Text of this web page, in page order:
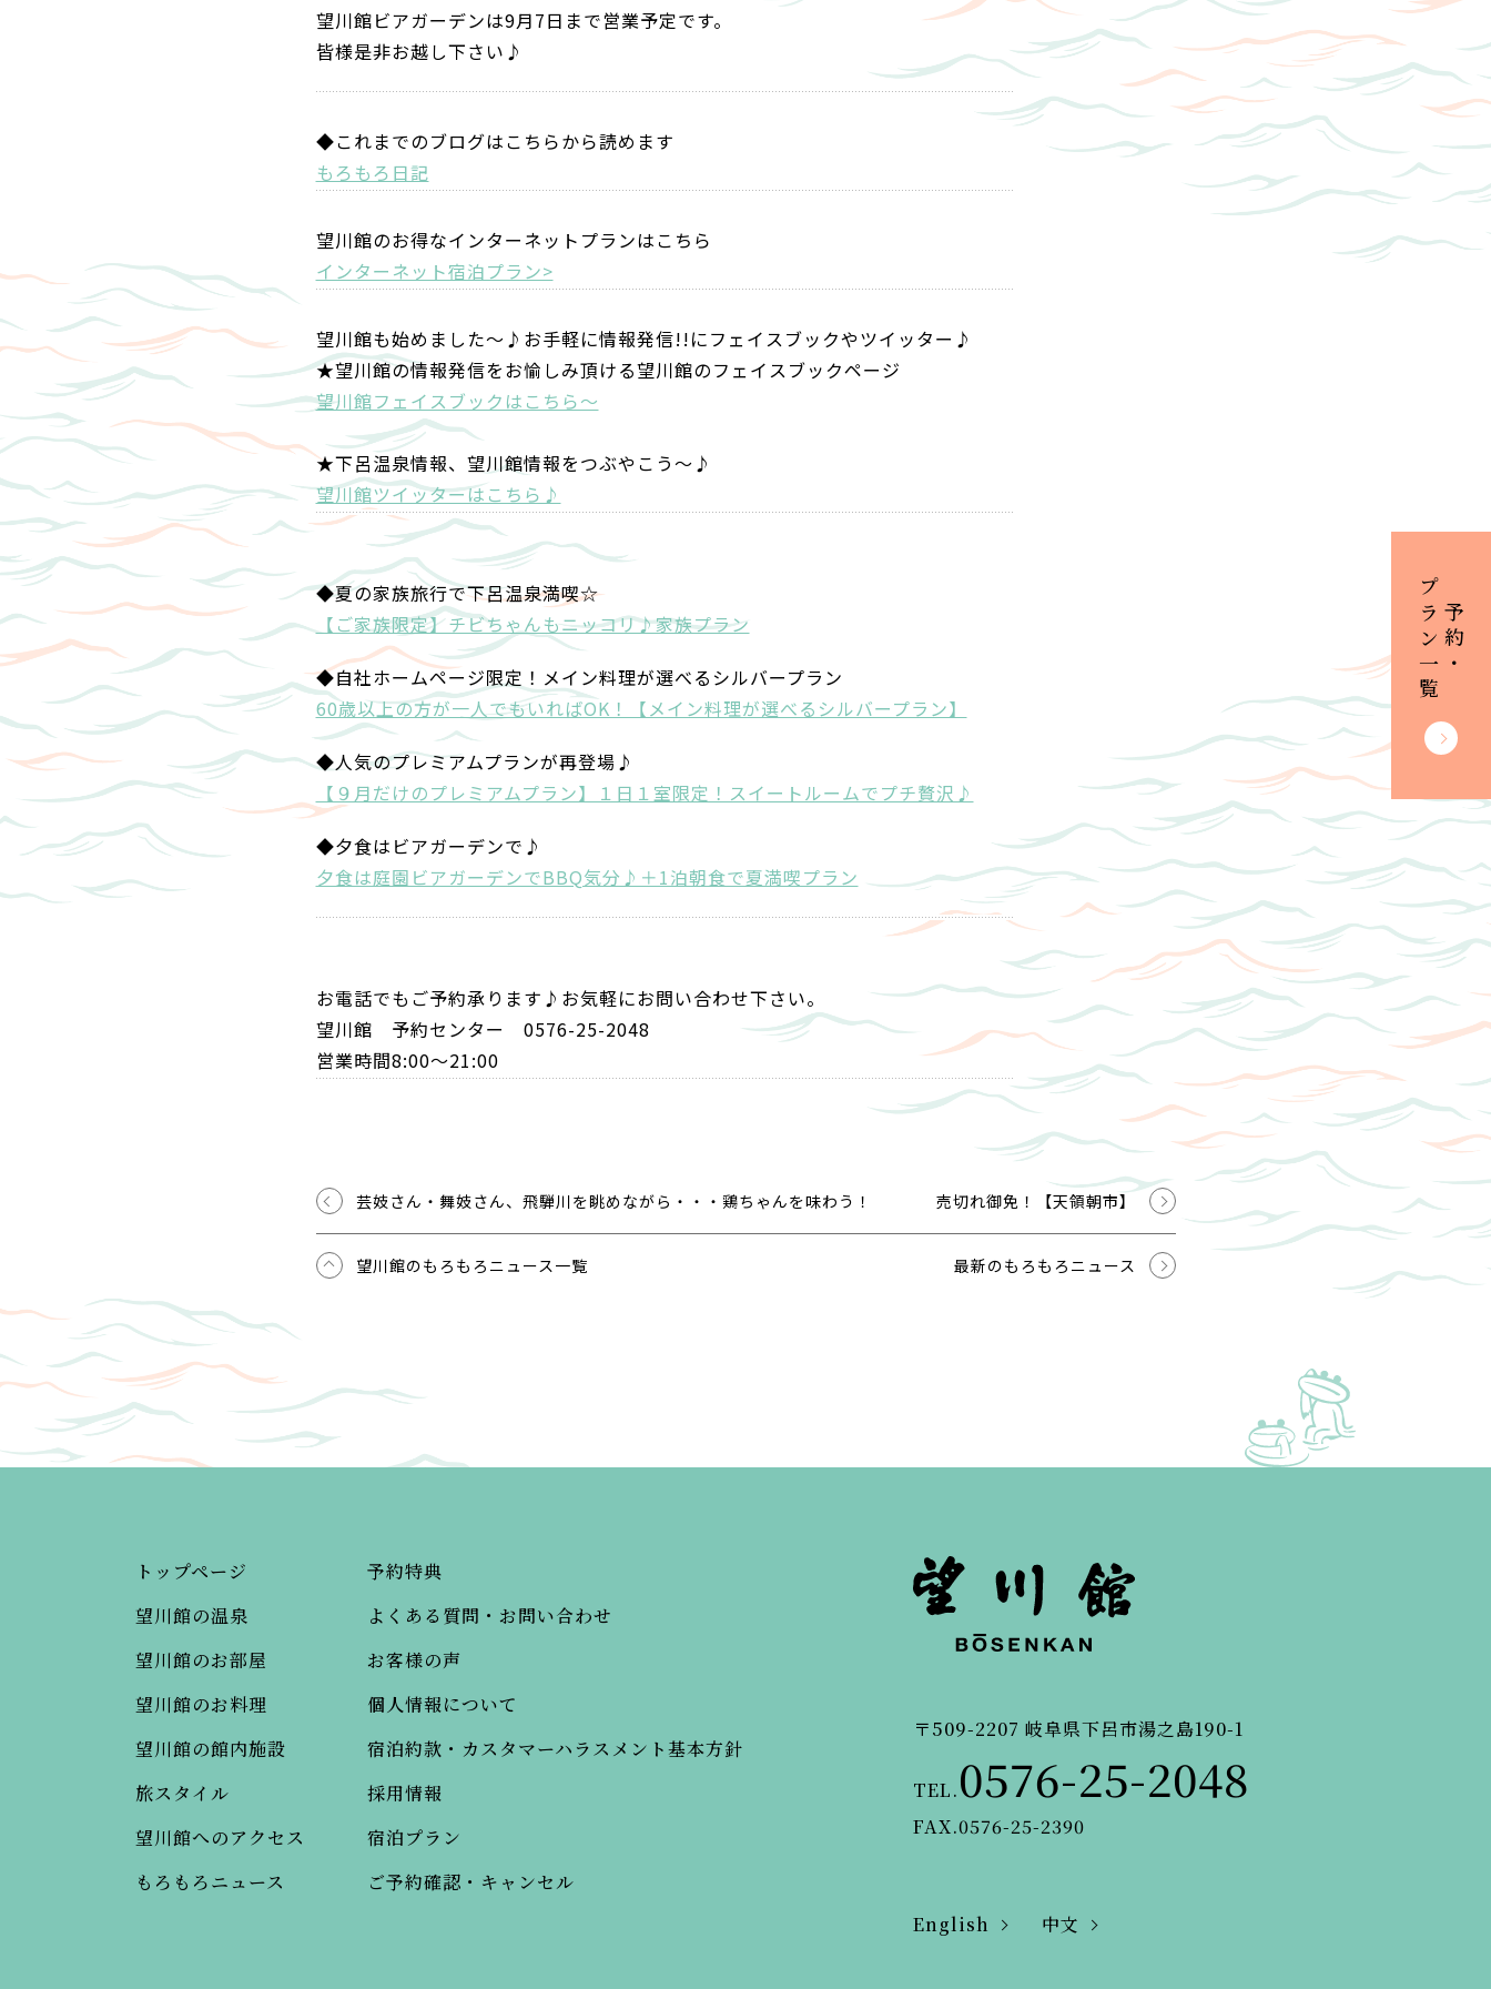
ご予約・
プラン一覧
望川館ビアガーデンは9月7日まで営業予定です。
皆様是非お越し下さい♪
◆これまでのブログはこちらから読めます
もろもろ日記
望川館のお得なインターネットプランはこちら
インターネット宿泊プラン>
望川館も始めました～♪お手軽に情報発信!!にフェイスブックやツイッター♪
★望川館の情報発信をお愉しみ頂ける望川館のフェイスブックページ
望川館フェイスブックはこちら～
★下呂温泉情報、望川館情報をつぶやこう～♪
望川館ツイッターはこちら♪
◆夏の家族旅行で下呂温泉満喫☆
【ご家族限定】チビちゃんもニッコリ♪家族プラン
◆自社ホームページ限定！メイン料理が選べるシルバープラン
60歳以上の方が一人でもいればOK！【メイン料理が選べるシルバープラン】
◆人気のプレミアムプランが再登場♪
【９月だけのプレミアムプラン】１日１室限定！スイートルームでプチ贅沢♪
◆夕食はビアガーデンで♪
夕食は庭園ビアガーデンでBBQ気分♪＋1泊朝食で夏満喫プラン
お電話でもご予約承ります♪お気軽にお問い合わせ下さい。
望川館 予約センター 0576-25-2048
営業時間8:00～21:00
芸妓さん・舞妓さん、飛騨川を眺めながら・・・鶏ちゃんを味わう！ 売切れ御免！【天領朝市】
望川館のもろもろニュース一覧 最新のもろもろニュース
トップページ
望川館の温泉
望川館のお部屋
望川館のお料理
望川館の館内施設
旅スタイル
望川館へのアクセス
もろもろニュース
予約特典
よくある質問・お問い合わせ
お客様の声
個人情報について
宿泊約款・カスタマーハラスメント基本方針
採用情報
宿泊プラン
ご予約確認・キャンセル
〒509-2207 岐阜県下呂市湯之島190-1
TEL.0576-25-2048
FAX.0576-25-2390
English 中文